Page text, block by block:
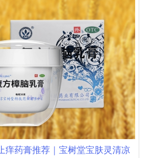
痒药膏推荐｜宝树堂宝肤灵清凉